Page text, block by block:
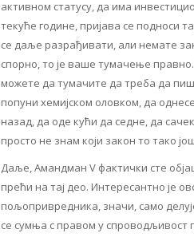
активном статусу, да има
текуће године, пријава се подноси
се даље разрађивати, али немате
спорно, то је ваше тумачење
можете да тумачите да треба да
попуни хемијском оловком, да
назад, да оде кући да седне, да
просто не знам који закон то тако
Даље, Амандман V фактички сте
прећи на тај део. Интересантно је
пољопривредника, значи, само
се сумња с правом у